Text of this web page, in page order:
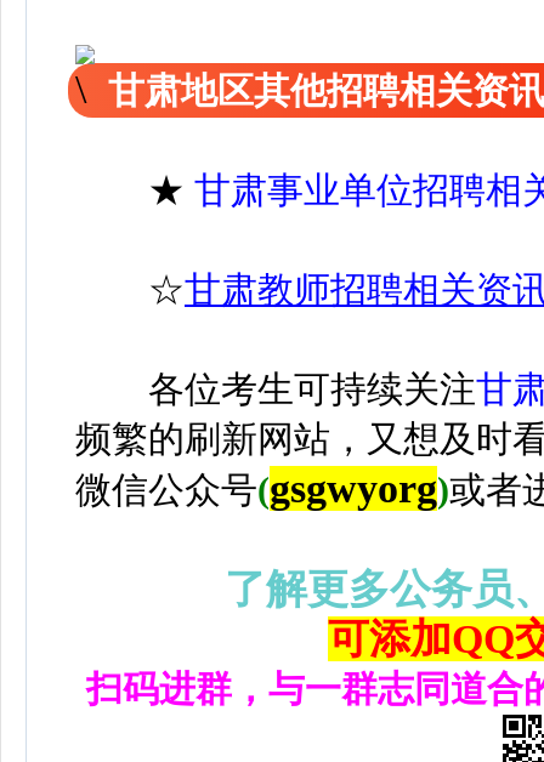
甘肃地区其他招聘相关资
★ 甘肃事业单位招聘相
☆甘肃教师招聘相关资
各位考生可持续关注甘
频繁的刷新网站，又想及时
微信公众号(gsgwyorg)或者
了解更多公务员
可添加QQ
扫码进群，与一群志同道合